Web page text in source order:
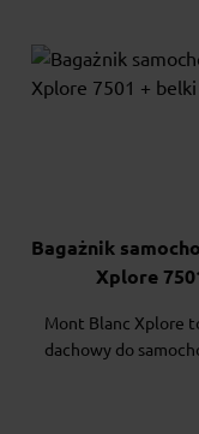
Bagażnik
Xplore
Mont Blanc Xplore
dachowy do